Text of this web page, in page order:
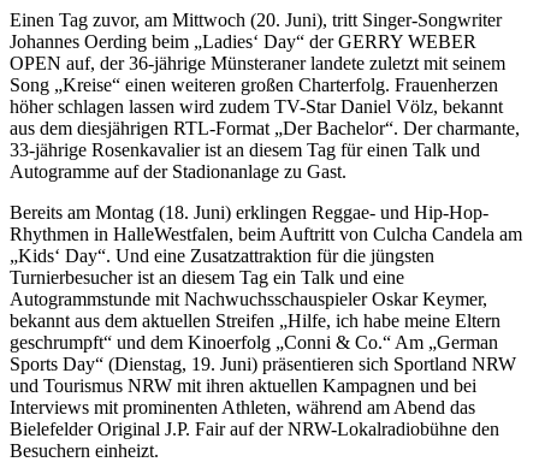
Einen Tag zuvor, am Mittwoch (20. Juni), tritt Singer-Songwriter
Johannes Oerding beim „Ladies‘ Day“ der GERRY WEBER
OPEN auf, der 36-jährige Münsteraner landete zuletzt mit seinem
Song „Kreise“ einen weiteren großen Charterfolg. Frauenherzen
höher schlagen lassen wird zudem TV-Star Daniel Völz, bekannt
aus dem diesjährigen RTL-Format „Der Bachelor“. Der charmante,
33-jährige Rosenkavalier ist an diesem Tag für einen Talk und
Autogramme auf der Stadionanlage zu Gast.
Bereits am Montag (18. Juni) erklingen Reggae- und Hip-Hop-
Rhythmen in HalleWestfalen, beim Auftritt von Culcha Candela am
„Kids‘ Day“. Und eine Zusatzattraktion für die jüngsten
Turnierbesucher ist an diesem Tag ein Talk und eine
Autogrammstunde mit Nachwuchsschauspieler Oskar Keymer,
bekannt aus dem aktuellen Streifen „Hilfe, ich habe meine Eltern
geschrumpft“ und dem Kinoerfolg „Conni & Co.“ Am „German
Sports Day“ (Dienstag, 19. Juni) präsentieren sich Sportland NRW
und Tourismus NRW mit ihren aktuellen Kampagnen und bei
Interviews mit prominenten Athleten, während am Abend das
Bielefelder Original J.P. Fair auf der NRW-Lokalradiobühne den
Besuchern einheizt.